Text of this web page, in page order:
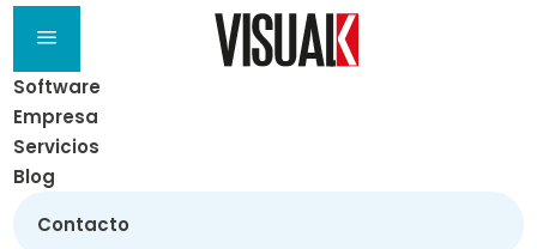
a
Software
Empresa
Servicios
Blog
Contacto